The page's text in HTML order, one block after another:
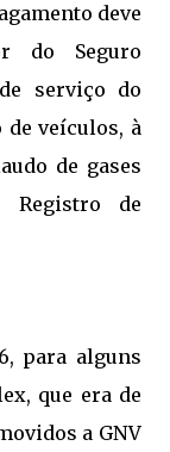
deve
do Seguro
serviço do
veículos, à
de gases
Registro de
para alguns
que era de
a GNV